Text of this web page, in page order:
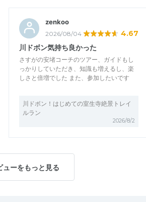
zenkoo
2026/08/04 4.67
川ドボン気持ち良かった
さすがの安堵コーチのツアー、ガイドもし
っかりしていただき、知識も増えるし、楽
しさと倍増でした また、参加したいです
川ドボン！はじめての室生寺絶景トレイ
ルラン
2026/8/2
ューをもっと見る